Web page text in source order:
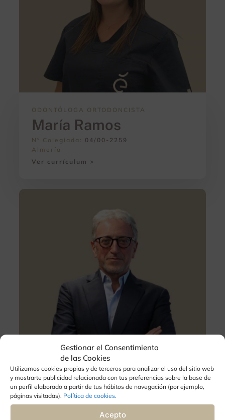
Gestionar el Consentimiento
de las Cookies
Utilizamos cookies propias y de terceros para analizar el uso del sitio web
y mostrarte publicidad relacionada con tus preferencias sobre la base de
un perfil elaborado a partir de tus hábitos de navegación (por ejemplo,
páginas visitadas). Política de cookies.
Acepto
ODONTÓLOGA ORTODONCISTA
María Ramos
Nº Colegiada: 04/00-2259
Almería
Ver currículum >
OFTALMÓLOGO
Gorka Martinez Grau